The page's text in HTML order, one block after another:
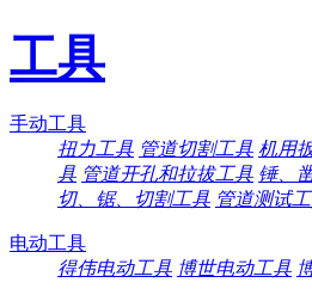
工具
手动工具
扭力工具 管道切割工具 机用
具 管道开孔和拉拔工具 锤、
切、锯、切割工具 管道测试
电动工具
得伟电动工具 博世电动工具